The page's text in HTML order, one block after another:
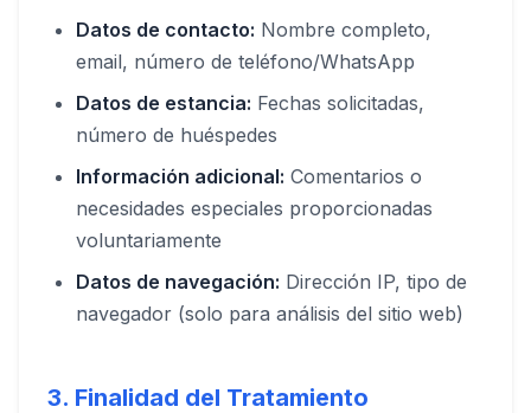
Datos de contacto: Nombre completo,
email, número de teléfono/WhatsApp
Datos de estancia: Fechas solicitadas,
número de huéspedes
Información adicional: Comentarios o
necesidades especiales proporcionadas
voluntariamente
Datos de navegación: Dirección IP, tipo de
navegador (solo para análisis del sitio web)
3. Finalidad del Tratamiento